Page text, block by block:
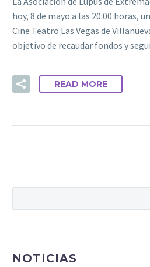
hoy, 8 de mayo a las 20:00 horas,
Cine Teatro Las Vegas de
objetivo de recaudar fondos y
READ MORE
NOTICIAS